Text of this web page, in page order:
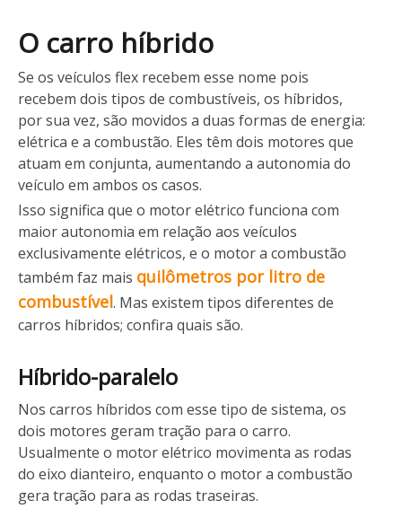
O carro híbrido
Se os veículos flex recebem esse nome pois
recebem dois tipos de combustíveis, os híbridos,
por sua vez, são movidos a duas formas de energia:
elétrica e a combustão. Eles têm dois motores que
atuam em conjunta, aumentando a autonomia do
veículo em ambos os casos.
Isso significa que o motor elétrico funciona com
maior autonomia em relação aos veículos
exclusivamente elétricos, e o motor a combustão
também faz mais quilômetros por litro de
combustível. Mas existem tipos diferentes de
carros híbridos; confira quais são.
Híbrido-paralelo
Nos carros híbridos com esse tipo de sistema, os
dois motores geram tração para o carro.
Usualmente o motor elétrico movimenta as rodas
do eixo dianteiro, enquanto o motor a combustão
gera tração para as rodas traseiras.